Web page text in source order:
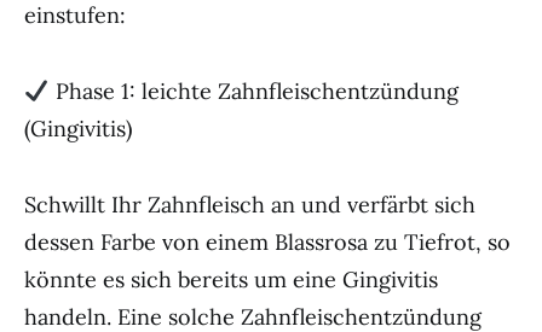
einstufen:
Phase 1: leichte Zahnfleischentzündung
(Gingivitis)
Schwillt Ihr Zahnfleisch an und verfärbt sich
dessen Farbe von einem Blassrosa zu Tiefrot, so
könnte es sich bereits um eine Gingivitis
handeln. Eine solche Zahnfleischentzündung